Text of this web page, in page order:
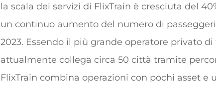
la scala dei servizi di FlixTrain è cresciuta del
un continuo aumento del numero di
2023. Essendo il più grande operatore privato
attualmente collega circa 50 città tramite
FlixTrain combina operazioni con pochi asset